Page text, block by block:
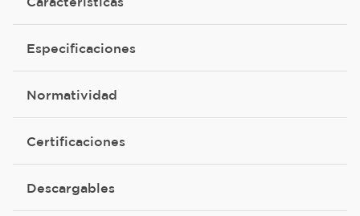
Especificaciones
Normatividad
Certificaciones
Descargables